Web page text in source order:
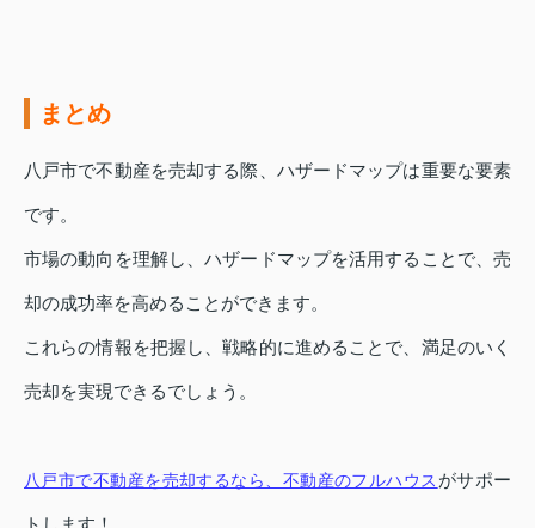
まとめ
八戸市で不動産を売却する際、ハザードマップは重要な要素
です。
市場の動向を理解し、ハザードマップを活用することで、売
却の成功率を高めることができます。
これらの情報を把握し、戦略的に進めることで、満足のいく
売却を実現できるでしょう。
八戸市で不動産を売却するなら、不動産のフルハウス がサポー
トします！